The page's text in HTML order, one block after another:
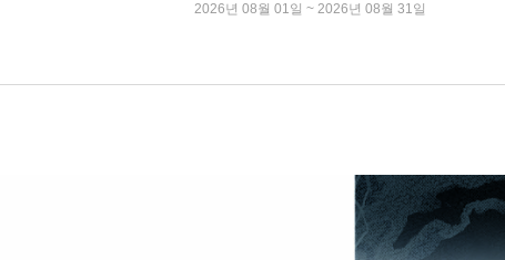
2026년 08월 01일 ~ 2026년 08월 31일